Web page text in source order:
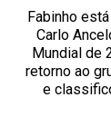
Fabinho
Carlo
Mundial de
retorno ao
e